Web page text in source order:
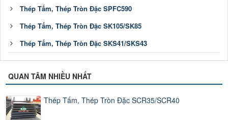
Thép Tấm, Thép Tròn Đặc SPFC590
Thép Tấm, Thép Tròn Đặc SK105/SK85
Thép Tấm, Thép Tròn Đặc SKS41/SKS43
QUAN TÂM NHIỀU NHẤT
Thép Tấm, Thép Tròn Đặc SCR35/SCR40